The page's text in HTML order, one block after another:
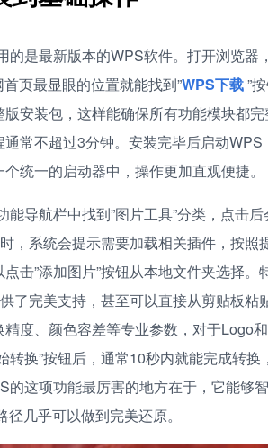
是最新版本的WPS软件。打开浏览器
页最显眼的位置就能找到”WPS下载”
安装包，这样能确保所有功能模块都
常不超过3分钟。安装完毕后启动WPS
统一的启动器中，操作更加直观便捷。
导航栏中找到”图片工具”分类，点击后
，系统会提示需要加载相关插件，按照
击”添加图片”按钮从本地文件夹选择。
了完美支持，甚至可以直接从剪贴板粘
度、颜色容差等专业参数，对于Logo
换”按钮后，通常10秒内就能完成转换
这项功能最厉害的地方在于，它能够
几乎可以做到完美还原。